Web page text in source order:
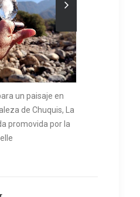
un paisaje en
de Chuquis, La
promovida por la